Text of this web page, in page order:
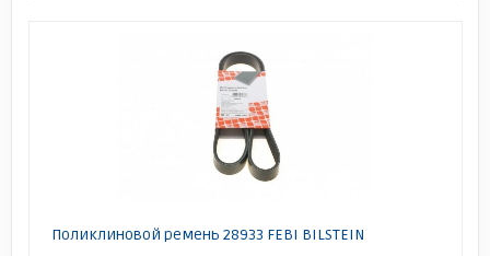
Поликлиновой ремень 28933 FEBI BILSTEIN